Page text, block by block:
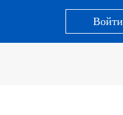
Войти